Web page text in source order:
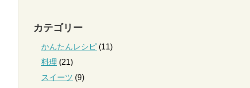
カテゴリー
かんたんレシピ (11)
料理 (21)
スイーツ (9)